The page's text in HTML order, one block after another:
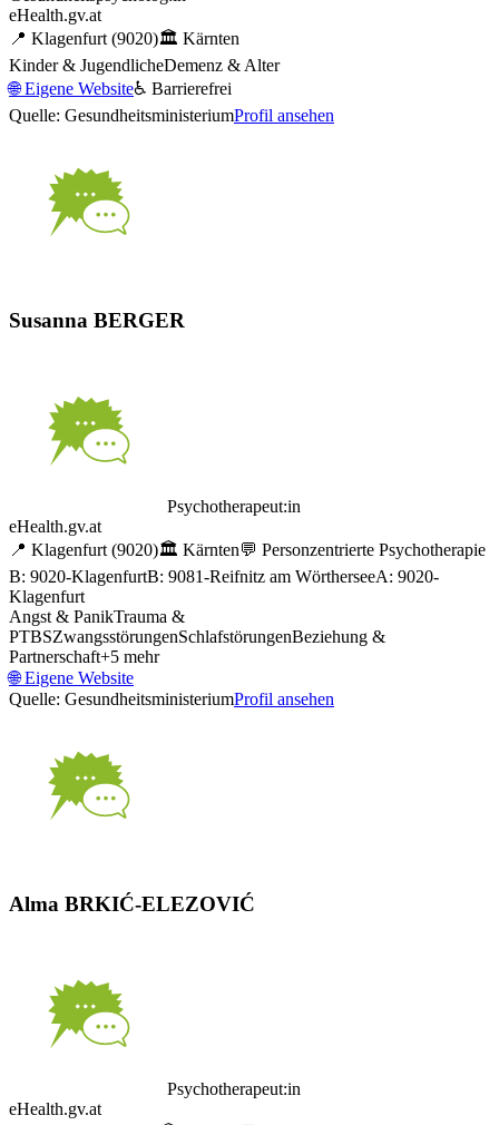
eHealth.gv.at
📍 Klagenfurt (9020)🏛️ Kärnten
Kinder & JugendlicheDemenz & Alter
🌐Eigene Website♿ Barrierefrei
Quelle: GesundheitsministeriumProfil ansehen
Susanna BERGER
Psychotherapeut:in
eHealth.gv.at
📍 Klagenfurt (9020)🏛️ Kärnten💬 Personzentrierte Psychotherapie
B: 9020-KlagenfurtB: 9081-Reifnitz am WörtherseeA: 9020-
Klagenfurt
Angst & PanikTrauma &
PTBSZwangsstörungenSchlafstörungenBeziehung &
Partnerschaft+5 mehr
🌐Eigene Website
Quelle: GesundheitsministeriumProfil ansehen
Alma BRKIĆ-ELEZOVIĆ
Psychotherapeut:in
eHealth.gv.at